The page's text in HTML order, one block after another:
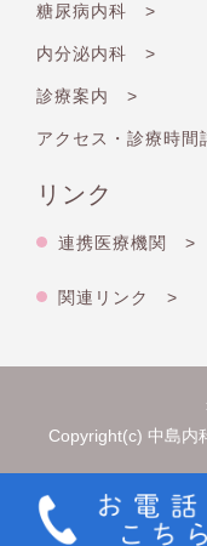
糖尿病内科 >
内分泌内科 >
診療案内 >
アクセス・診療時
リンク
連携医療機関 >
関連リンク >
Copyright(c) 中島内